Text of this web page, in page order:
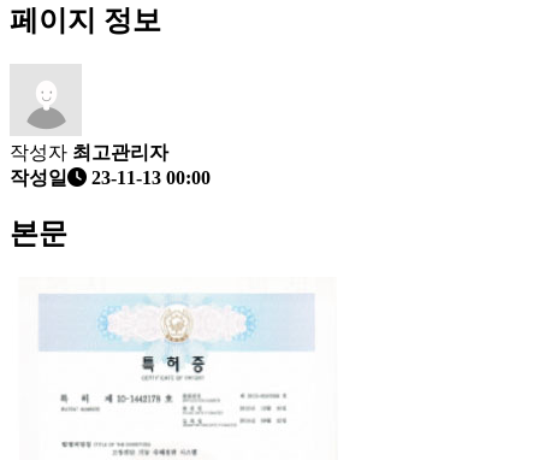
페이지 정보
작성자 최고관리자
작성일
23-11-13 00:00
본문